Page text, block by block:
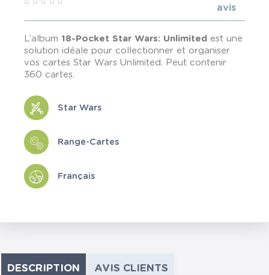
avis
L’album 18-Pocket Star Wars: Unlimited est une
solution idéale pour collectionner et organiser
vos cartes Star Wars Unlimited. Peut contenir
360 cartes.
Star Wars
Range-Cartes
Français
DESCRIPTION AVIS CLIENTS